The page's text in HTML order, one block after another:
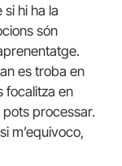
hi ha la
són
es troba en
focalitza en
pots processar.
m’equivoco,